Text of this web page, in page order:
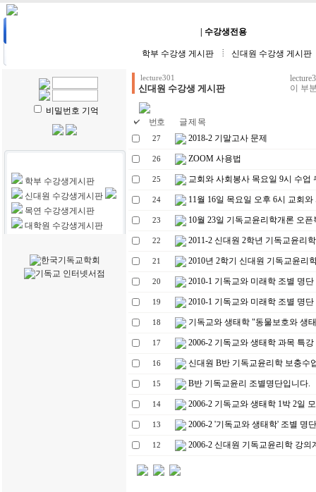
| 수강생전용
학부 수강생 게시판 신대원 수강생 게시판
비밀번호 기억
학부 수강생게시판
신대원 수강생게시판
목연 수강생게시판
대학원 수강생게시판
lecture301
신대원 수강생 게시판
이 부
번호 글 제 목
27 2018-2 기말고사 문제
26 ZOOM 사용법
25 교회와 사회봉사 목요일 9시 수업
24 11월 16일 목요일 오후 6시 교회
23 10월 23일 기독교윤리학개론 오
22 2011-2 신대원 2학년 기독교윤리
21 2010년 2학기 신대원 기독교윤리
20 2010-1 기독교와 미래학 조별 명단
19 2010-1 기독교와 미래학 조별 명단
18 기독교와 생태학 "동물보호와 생
17 2006-2 기독교와 생태학 과목 특
16 신대원 B반 기독교윤리학 보충수
15 B반 기독교윤리 조별명단입니다.
14 2006-2 기독교와 생태학 1박 2일
13 2006-2 '기독교와 생태학' 조별 명단
12 2006-2 신대원 기독교윤리학 강의